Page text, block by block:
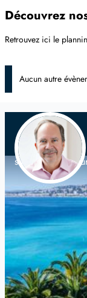
Découvrez
Retrouvez ici le
Aucun autre
Votre
scandinave
sur la Côte